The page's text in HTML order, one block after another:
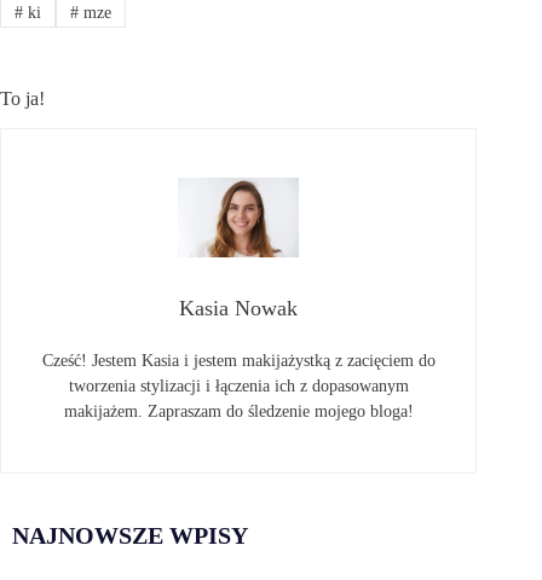
#ki #mze
To ja!
Kasia Nowak
Cześć! Jestem Kasia i jestem makijażystką z zacięciem do
tworzenia stylizacji i łączenia ich z dopasowanym
makijażem. Zapraszam do śledzenie mojego bloga!
NAJNOWSZE WPISY